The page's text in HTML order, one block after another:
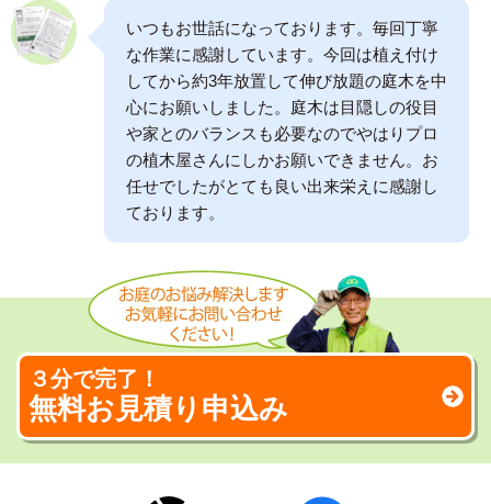
いつもお世話になっております。毎回丁寧
な作業に感謝しています。今回は植え付け
してから約3年放置して伸び放題の庭木を中
心にお願いしました。庭木は目隠しの役目
や家とのバランスも必要なのでやはりプロ
の植木屋さんにしかお願いできません。お
任せでしたがとても良い出来栄えに感謝し
ております。
３分で完了！
無料お見積り申込み